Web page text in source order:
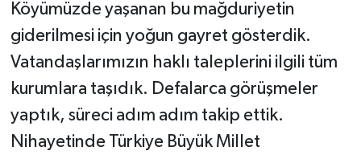
Köyümüzde yaşanan bu mağduriyetin
giderilmesi için yoğun gayret gösterdik.
Vatandaşlarımızın haklı taleplerini ilgili tüm
kurumlara taşıdık. Defalarca görüşmeler
yaptık, süreci adım adım takip ettik.
Nihayetinde Türkiye Büyük Millet